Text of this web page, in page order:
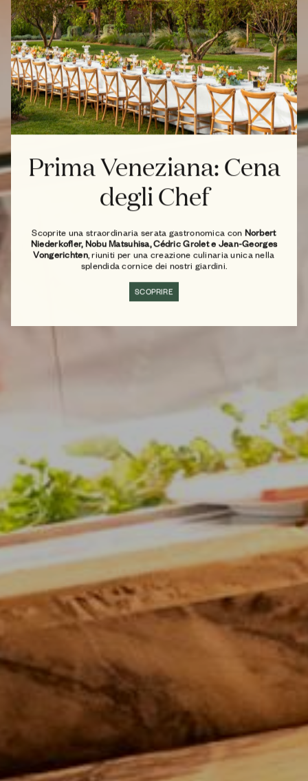
Prima Veneziana: Cena
degli Chef
Scoprite una straordinaria serata gastronomica con Norbert
Niederkofler, Nobu Matsuhisa, Cédric Grolet e Jean-Georges
Vongerichten, riuniti per una creazione culinaria unica nella
splendida cornice dei nostri giardini.
SCOPRIRE